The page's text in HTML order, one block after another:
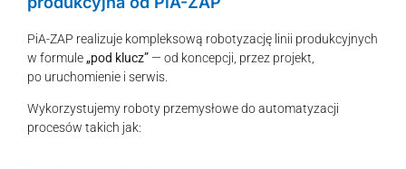
PiA-ZAP realizuje kompleksową robotyzację linii produkcyjnych
w formule„pod klucz” — od koncepcji, przez projekt,
po uruchomienie i serwis.
Wykorzystujemy roboty przemysłowe do automatyzacji
procesów takich jak: